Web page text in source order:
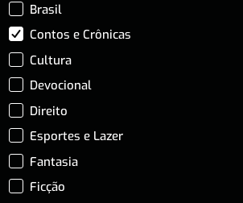
Brasil
Contos e Crônicas
Cultura
Devocional
Direito
Esportes e Lazer
Fantasia
Ficção